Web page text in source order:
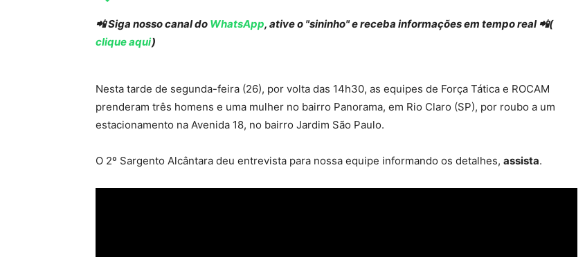
📲 Siga nosso canal do WhatsApp, ative o "sininho" e receba informações em tempo real 📲(
clique aqui)
Nesta tarde de segunda-feira (26), por volta das 14h30, as equipes de Força Tática e ROCAM
prenderam três homens e uma mulher no bairro Panorama, em Rio Claro (SP), por roubo a um
estacionamento na Avenida 18, no bairro Jardim São Paulo.
O 2º Sargento Alcântara deu entrevista para nossa equipe informando os detalhes, assista.